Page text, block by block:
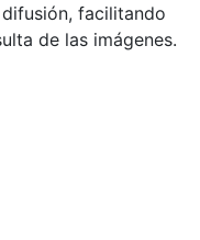
facilitando
de las imágenes.